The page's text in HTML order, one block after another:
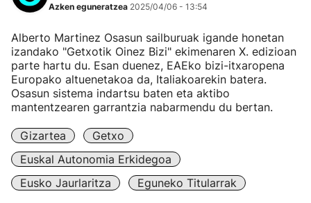
Azken eguneratzea 2025/04/06 - 13:54
Alberto Martinez Osasun sailburuak igande honetan
izandako "Getxotik Oinez Bizi" ekimenaren X. edizioan
parte hartu du. Esan duenez, EAEko bizi-itxaropena
Europako altuenetakoa da, Italiakoarekin batera.
Osasun sistema indartsu baten eta aktibo
mantentzearen garrantzia nabarmendu du bertan.
Gizartea
Getxo
Euskal Autonomia Erkidegoa
Eusko Jaurlaritza
Eguneko Titularrak